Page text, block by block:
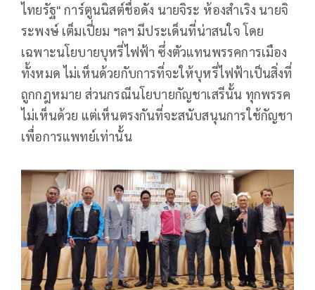
ไทยรัฐ" การ์ตูนนิสต์ชื่อดัง นายจิระ ห้องสำเริง นายจิ
ระพงษ์ เต็มเปี่ยม ฯลฯ มีประเด็นที่น่าสนใจ โดย
เฉพาะนโยบายบุหรี่ไฟฟ้า ซึ่งตัวแทนพรรคการเมือง
ทั้งหมด ไม่เห็นด้วยกับการที่จะให้บุหรี่ไฟฟ้าเป็นสิ่งที่
ถูกกฎหมาย ส่วนกรณีนโยบายกัญชาเสรีนั้น ทุกพรรค
ไม่เห็นด้วย แต่เห็นตรงกันที่จะสนับสนุนการใช้กัญชา
เพื่อการแพทย์เท่านั้น